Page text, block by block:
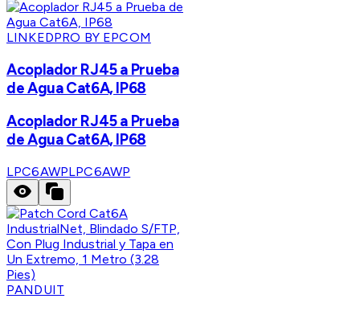
LINKEDPRO BY EPCOM
Acoplador RJ45 a Prueba
de Agua Cat6A, IP68
Acoplador RJ45 a Prueba
de Agua Cat6A, IP68
LPC6AWPLPC6AWP
PANDUIT